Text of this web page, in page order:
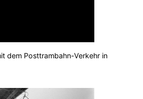
dem Posttrambahn-Verkehr in